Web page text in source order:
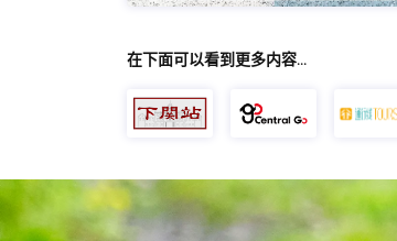
在下面可以看到更多内容…